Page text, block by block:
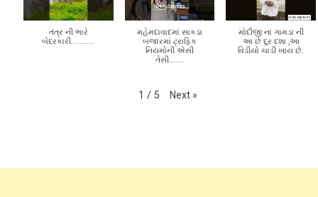
તંત્ર ની ભારે
બેદરકારી...........
મહેમદાવાદમાં સાકડા
બજારમાં ટ્રાફિક
નિયમોની એસી
તેસી.......
મોદીજી ના ગામડા ની
આ છે દૂર દશા ,આ
વિડીયો ચાડી ખાય છે.
1 / 5 Next »